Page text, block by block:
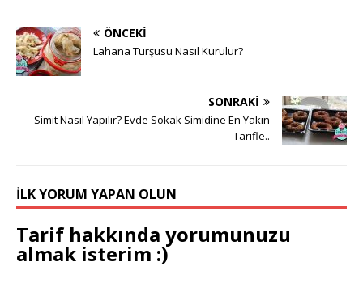
ÖNCEKI
Lahana Turşusu Nasıl Kurulur?
SONRAKI
Simit Nasıl Yapılır? Evde Sokak Simidine En Yakın
Tarifle..
İLK YORUM YAPAN OLUN
Tarif hakkında yorumunuzu
almak isterim :)